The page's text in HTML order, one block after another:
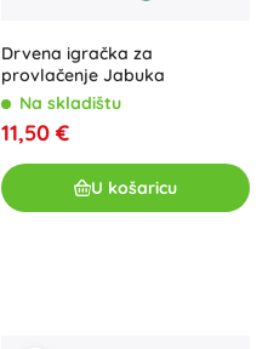
Drvena igračka za
provlačenje Jabuka
Na skladištu
11,50 €
U košaricu